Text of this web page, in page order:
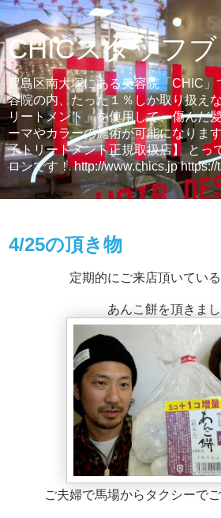
CHICスタッフ
豊島区南大塚にある美容院「CHIC
容院の内、たった１％しか取り扱え
リートメント」を使用して、傷んだ
ーマやカラーの施術が可能になりま
子トリートメント正規取扱店】 とっ
ロンです！ http://www.chics.jp
4/25の頂き物
定期的にご来店頂いてい
あんこ餅を頂きまし
ご夫婦で馬場からタクシーで